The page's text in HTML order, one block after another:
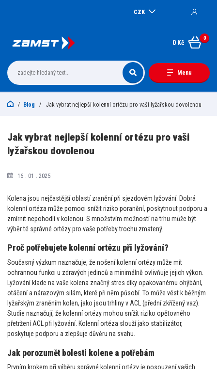
Menu
CZK
0
0 Kč
Blog Jak vybrat nejlepší kolenní ortézu pro vaši lyžařskou dovolenou
16 01 2025
Jak vybrat nejlepší kolenní ortézu pro vaši
lyžařskou dovolenou
Kolena jsou nejčastější oblastí zranění při sjezdovém lyžování. Dobrá
kolenní ortéza může pomoci snížit riziko poranění, poskytnout podporu a
zmírnit nepohodlí v kolenou. S množstvím možností na trhu může být
výběr té správné ortézy pro vaše potřeby trochu zmatený.
Proč potřebujete kolenní ortézu při lyžování?
Současný výzkum naznačuje, že nošení kolenní ortézy může mít
ochrannou funkci u zdravých jedinců a minimálně ovlivňuje jejich výkon.
Lyžování klade na vaše kolena značný stres díky opakovanému ohýbání,
otáčení a nárazovým silám, které při něm působí. To může vést k běžným
lyžařským zraněním kolen, jako jsou trhliny v ACL (přední zkřížený vaz).
Studie naznačují, že kolenní ortézy mohou snížit riziko opětovného
přetržení ACL při lyžování. Kolenní ortéza slouží jako stabilizátor,
poskytuje podporu a zlepšuje důvěru na svahu.
Jak porozumět bolesti kolene a potřebám
Prvním krokem při výběru správné kolenní ortézy je posouzení vašich